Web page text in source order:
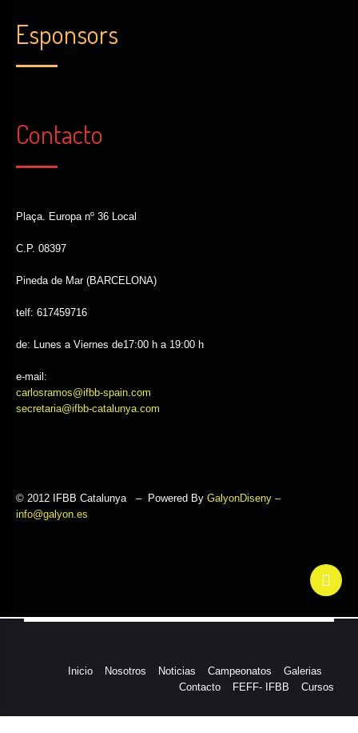
Esponsors
Contacto
Plaça. Europa nº 36 Local
C.P. 08397
Pineda de Mar (BARCELONA)
telf: 617459716
de: Lunes a Viernes de17:00 h a 19:00 h
e-mail:
carlosramos@ifbb-spain.com
secretaria@ifbb-catalunya.com
© 2012 IFBB Catalunya – Powered By GalyonDiseny –
info@galyon.es
Inicio Nosotros Noticias Campeonatos
Galerias
Contacto
FEFF- IFBB Cursos